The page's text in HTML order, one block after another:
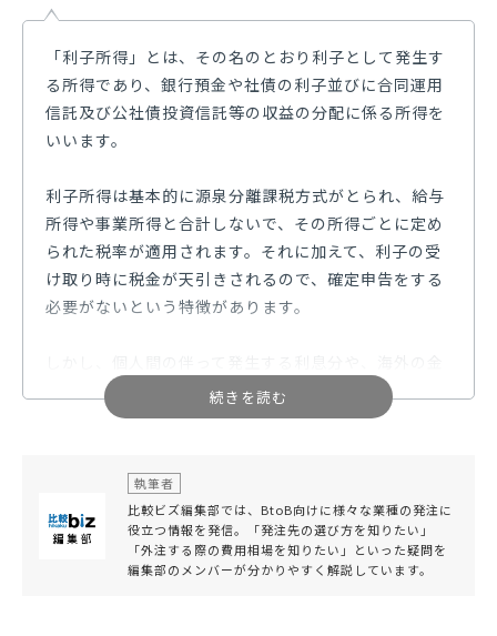
ン顧問サービスを行い、クライアントは全国に。
「利子所得」とは、その名のとおり利子として発生す
る所得であり、銀行預金や社債の利子並びに合同運用
信託及び公社債投資信託等の収益の分配に係る所得を
いいます。
利子所得は基本的に源泉分離課税方式がとられ、給与
所得や事業所得と合計しないで、その所得ごとに定め
られた税率が適用されます。それに加えて、利子の受
け取り時に税金が天引きされるので、確定申告をする
必要がないという特徴があります。
融機関で付与される利子などに関しては、源泉徴収が
できないものになるため、個人がしっかりと申告する
確定申告が必要な「利子所得」だと思わない方も多い
利子所得だけではありませんが、確定申告すべき人が
執筆者
比較ビズ編集部では、BtoB向けに様々な業種の発注に
役立つ情報を発信。「発注先の選び方を知りたい」
「外注する際の費用相場を知りたい」といった疑問を
編集部のメンバーが分かりやすく解説しています。